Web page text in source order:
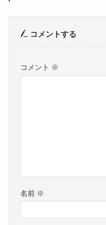
コメントする
コメント ※
名前 ※